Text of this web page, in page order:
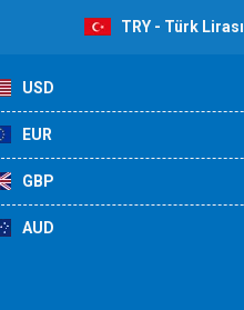
TRY - Türk Lirası
USD
EUR
GBP
AUD